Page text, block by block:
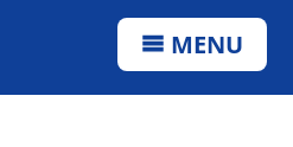
MENU